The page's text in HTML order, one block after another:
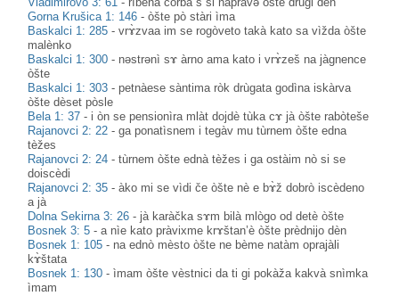
Gorna Krušica 1: 146 -òšte pò stàri ìma
Baskalci 1: 285 -vrɤ̀zvaa im se rogòveto takà kato sa vìžda òšte
malènko
Baskalci 1: 300 - nәstrәnì sɤ àrno ama kato i vrɤ̀zeš na jàgnence
òšte
Baskalci 1: 303 -petnàese sàntima ròk drùgata godìna iskàrva
òšte dèset pòsle
Bela 1: 37 - i òn se pensionìra mlàt dojdè tùka cɤ jà òšte rabòteše
Rajanovci 2: 22 -ga ponatìsnem i tegàv mu tùrnem òšte edna
tèžes
Rajanovci 2: 24 -tùrnem òšte ednà tèžes i ga ostàim nò si se
doiscèdi
Rajanovci 2: 35 -àko mi se vìdi če òšte nè e bɤ̀ž dobrò iscèdeno
a jà
Dolna Sekirna 3: 26 - jà karàčka sɤm bilà mlògo od detè òšte
Bosnek 3: 5 -a nìe kato pràvixme krɤštan’è òšte prèdnijo dèn
Bosnek 1: 105 - na ednò mèsto òšte ne bème natàm oprajàli
kɤ̀štata
Bosnek 1: 130 -ìmam òšte vèstnici da ti gi pokàža kakvà snìmka
ìmam